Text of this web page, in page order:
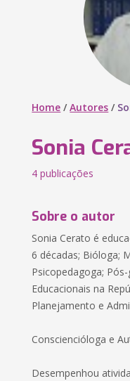
Home /Autores /
Sonia
4 publicações
Sobre o autor
Sonia Cerato é
6 décadas; Bióloga;
Psicopedagoga;
Educacionais na
Planejamento e
Consciencióloga e
Desempenhou